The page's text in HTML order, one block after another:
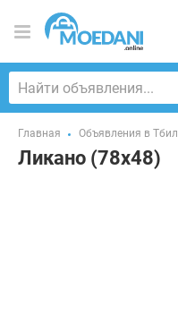
Главная Объявления в
Ликано (78x48)